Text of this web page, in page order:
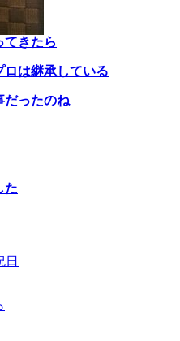
てきたら
ロは継承している
だったのね
た
日